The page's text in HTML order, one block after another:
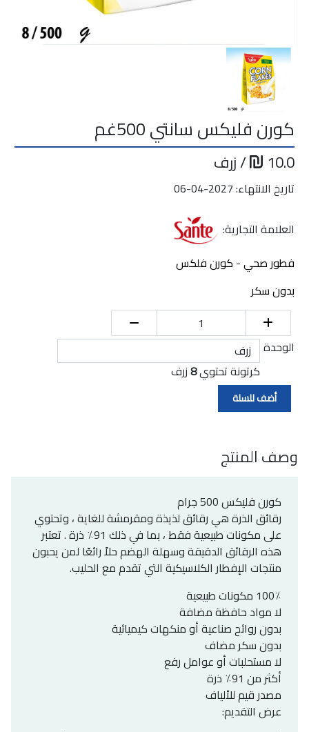
كورن فليكس سانتي 500غم
10.0 / زرف
تاريخ الانتهاء: 2027-04-06
العلامة التجارية:
فطور صحي- كورن فلكس
بدون سكر
الوحدة
كرتونة تحتوي8زرف
وصف المنتج
كورن فليكس 500 جرام
رقائق الذرة هي رقائق لذيذة ومقرمشة للغاية ، وتحتوي
على مكونات طبيعية فقط ، بما في ذلك 91٪ ذرة . تعتبر
هذه الرقائق الدقيقة وسهلة الهضم حلاً رائعًا لمن يحبون
منتجات الإفطار الكلاسيكية التي تقدم مع الحليب.
100٪ مكونات طبيعية
لا مواد حافظة مضافة
بدون روائح صناعية أو منكهات كيميائية
بدون سكر مضاف
لا مستحلبات أو عوامل رفع
أكثر من 91٪ ذرة
مصدر قيم للألياف
عرض التقديم: